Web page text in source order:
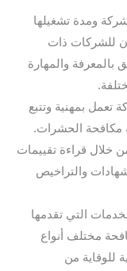
ومدة تشغيلها
للشركات ذات
بالمعرفة والمهارة
تعمل بمهنية وتتبع
مكافحة الحشرات.
خلال قراءة تقييمات
والتراخيص
التي تقدمها
مختلف أنواع
للوقاية من